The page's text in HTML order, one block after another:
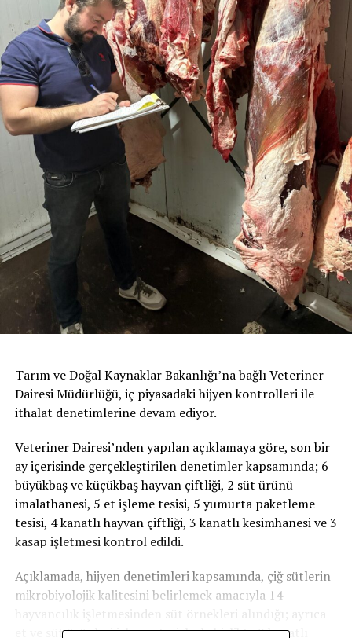
Tarım ve Doğal Kaynaklar Bakanlığı’na bağlı Veteriner
Dairesi Müdürlüğü, iç piyasadaki hijyen kontrolleri ile
ithalat denetimlerine devam ediyor.
Veteriner Dairesi’nden yapılan açıklamaya göre, son bir
ay içerisinde gerçekleştirilen denetimler kapsamında; 6
büyükbaş ve küçükbaş hayvan çiftliği, 2 süt ürünü
imalathanesi, 5 et işleme tesisi, 5 yumurta paketleme
tesisi, 4 kanatlı hayvan çiftliği, 3 kanatlı kesimhanesi ve 3
kasap işletmesi kontrol edildi.
Açıklamada, hijyen denetimleri kapsamında, çiğ sütlerin
mikrobiyolojik kalitesini belirlemek amacıyla 14
hayvancılık işletmesinden süt örnekleri alındığı; ayrıca
et ve süt ürünleri işleyen tesislerle birlikte 2 kanatlı